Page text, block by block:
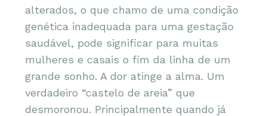
alterados, o que chamo de uma condição
genética inadequada para uma gestação
saudável, pode significar para muitas
mulheres e casais o fim da linha de um
grande sonho. A dor atinge a alma. Um
verdadeiro “castelo de areia” que
desmoronou. Principalmente quando já